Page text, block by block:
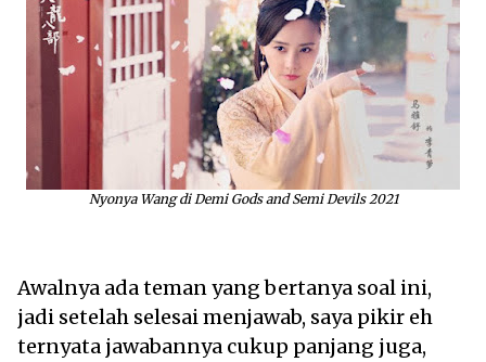
Nyonya Wang di Demi Gods and Semi Devils 2021
Awalnya ada teman yang bertanya soal ini,
jadi setelah selesai menjawab, saya pikir eh
ternyata jawabannya cukup panjang juga,